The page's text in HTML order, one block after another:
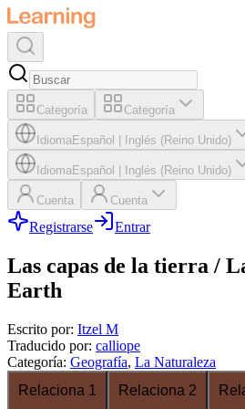
Categoría Categoría
IdiomaEspañol Inglés (Reino Unido)
IdiomaEspañol Inglés (Reino Unido)
Cuenta Cuenta
Registrarse Entrar
Las capas de la tierra /
Earth
Escrito por: Itzel M
Traducido por: calliope
Categoría: Geografía, La Naturaleza
Relaciona 1
Relaciona 2